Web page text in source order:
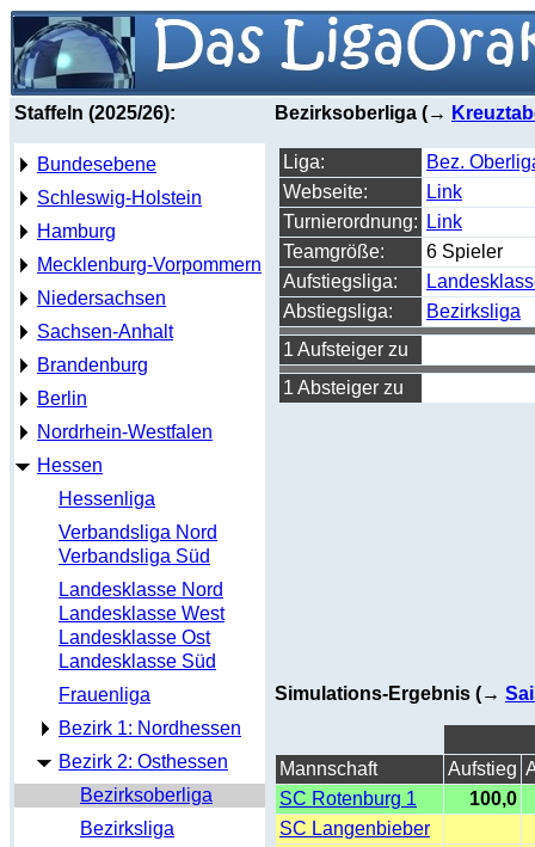
Staffeln (2025/26):
Bundesebene
Schleswig-Holstein
Hamburg
Mecklenburg-Vorpommern
Niedersachsen
Sachsen-Anhalt
Brandenburg
Berlin
Nordrhein-Westfalen
Hessen
Hessenliga
Verbandsliga Nord
Verbandsliga Süd
Landesklasse Nord
Landesklasse West
Landesklasse Ost
Landesklasse Süd
Frauenliga
Bezirk 1: Nordhessen
Bezirk 2: Osthessen
Bezirksoberliga
Bezirksliga
Bezirksoberliga (→
Liga:
Bez.
Webseite:
Link
Turnierordnung:
Link
Teamgröße:
6 Spieler
Aufstiegsliga:
Abstiegsliga:
Bezirksliga
1 Aufsteiger zu
1 Absteiger zu
Simulations-Ergebnis (→
Mannschaft Aufstieg
SC Rotenburg 1
100,0
SC Langenbieber